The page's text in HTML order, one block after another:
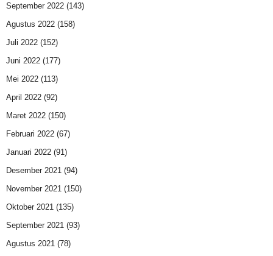
September 2022 (143)
Agustus 2022 (158)
Juli 2022 (152)
Juni 2022 (177)
Mei 2022 (113)
April 2022 (92)
Maret 2022 (150)
Februari 2022 (67)
Januari 2022 (91)
Desember 2021 (94)
November 2021 (150)
Oktober 2021 (135)
September 2021 (93)
Agustus 2021 (78)